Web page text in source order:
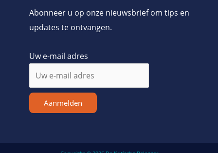
Abonneer u op onze nieuwsbrief om tips en
updates te ontvangen.
Uw e-mail adres
Aanmelden